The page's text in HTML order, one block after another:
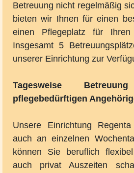
Betreuung nicht regelmäßig
bieten wir Ihnen für einen
einen Pflegeplatz für Ihren
Insgesamt 5
unserer Einrichtung zur
Tagesweise
pflegebedürftigen
Unsere Einrichtung
auch an einzelnen
können Sie beruflich
auch privat Auszeiten